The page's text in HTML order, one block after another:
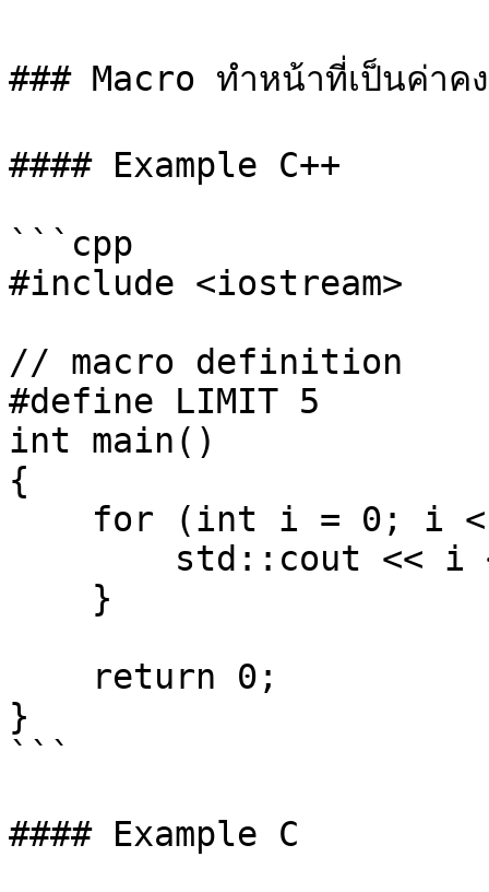
### Macro ทำหน้าที่เป็นค่าค
#### Example C++
```cpp
#include <iostream>
// macro definition
#define LIMIT 5
int main()
{
}
```
#### Example C